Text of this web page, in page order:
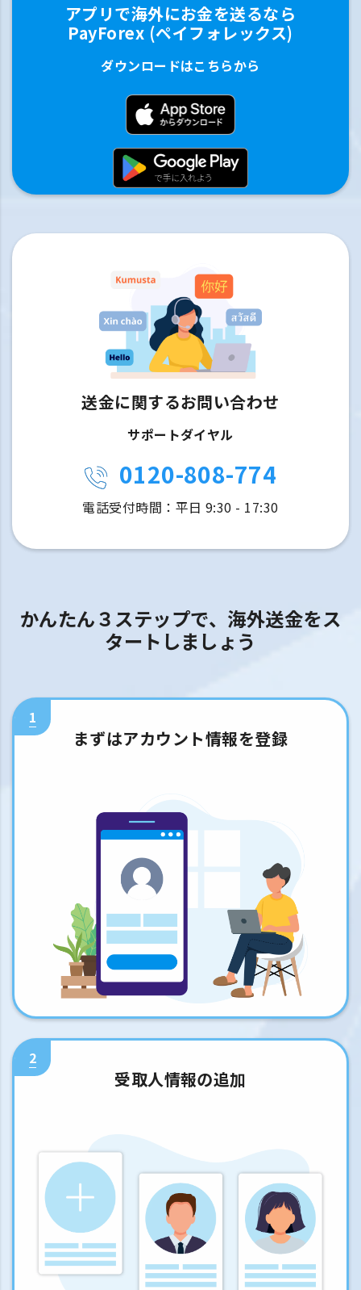
アプリで海外にお金を送るなら
PayForex (ペイフォレックス)
ダウンロードはこちらから
送金に関するお問い合わせ
サポートダイヤル
0120-808-774
電話受付時間：平日 9:30 - 17:30
かんたん３ステップで、海外送金をス
タートしましょう
1
まずはアカウント情報を登録
2
受取人情報の追加